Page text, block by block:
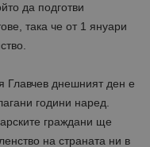
да подготви
така че от 1 януари
Главчев днешният ден е
години наред.
граждани ще
на страната ни в